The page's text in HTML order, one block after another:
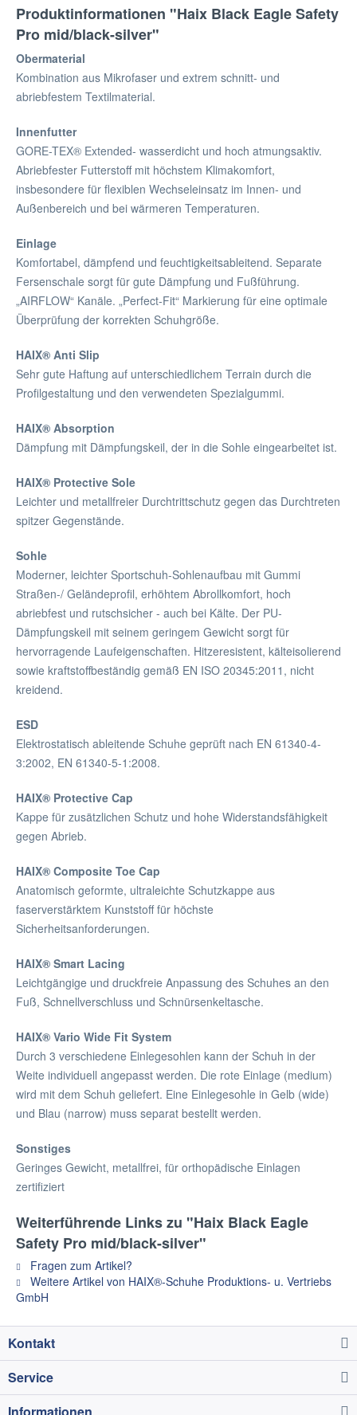
Produktinformationen "Haix Black Eagle Safety
Pro mid/black-silver"
Obermaterial
Kombination aus Mikrofaser und extrem schnitt- und
abriebfestem Textilmaterial.
Innenfutter
GORE-TEX® Extended- wasserdicht und hoch atmungsaktiv.
Abriebfester Futterstoff mit höchstem Klimakomfort,
insbesondere für flexiblen Wechseleinsatz im Innen- und
Außenbereich und bei wärmeren Temperaturen.
Einlage
Komfortabel, dämpfend und feuchtigkeitsableitend. Separate
Fersenschale sorgt für gute Dämpfung und Fußführung.
„AIRFLOW“ Kanäle. „Perfect-Fit“ Markierung für eine optimale
Überprüfung der korrekten Schuhgröße.
HAIX® Anti Slip
Sehr gute Haftung auf unterschiedlichem Terrain durch die
Profilgestaltung und den verwendeten Spezialgummi.
HAIX® Absorption
Dämpfung mit Dämpfungskeil, der in die Sohle eingearbeitet ist.
HAIX® Protective Sole
Leichter und metallfreier Durchtrittschutz gegen das Durchtreten
spitzer Gegenstände.
Sohle
Moderner, leichter Sportschuh-Sohlenaufbau mit Gummi
Straßen-/ Geländeprofil, erhöhtem Abrollkomfort, hoch
abriebfest und rutschsicher - auch bei Kälte. Der PU-
Dämpfungskeil mit seinem geringem Gewicht sorgt für
hervorragende Laufeigenschaften. Hitzeresistent, kälteisolierend
sowie kraftstoffbeständig gemäß EN ISO 20345:2011, nicht
kreidend.
ESD
Elektrostatisch ableitende Schuhe geprüft nach EN 61340-4-
3:2002, EN 61340-5-1:2008.
HAIX® Protective Cap
Kappe für zusätzlichen Schutz und hohe Widerstandsfähigkeit
gegen Abrieb.
HAIX® Composite Toe Cap
Anatomisch geformte, ultraleichte Schutzkappe aus
faserverstärktem Kunststoff für höchste
Sicherheitsanforderungen.
HAIX® Smart Lacing
Leichtgängige und druckfreie Anpassung des Schuhes an den
Fuß, Schnellverschluss und Schnürsenkeltasche.
HAIX® Vario Wide Fit System
Durch 3 verschiedene Einlegesohlen kann der Schuh in der
Weite individuell angepasst werden. Die rote Einlage (medium)
wird mit dem Schuh geliefert. Eine Einlegesohle in Gelb (wide)
und Blau (narrow) muss separat bestellt werden.
Sonstiges
Geringes Gewicht, metallfrei, für orthopädische Einlagen
zertifiziert
Weiterführende Links zu "Haix Black Eagle
Safety Pro mid/black-silver"
Fragen zum Artikel?
Weitere Artikel von HAIX®-Schuhe Produktions- u. Vertriebs
GmbH
Kontakt
Service